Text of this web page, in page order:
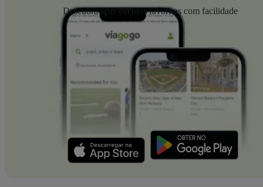
Descubra seus eventos favoritos com facilidade